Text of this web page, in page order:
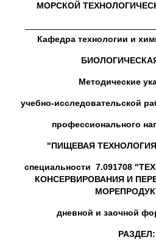
МОРСКОЙ
Кафедра технологии и
Методические
учебно-исследовательской
профессионального
"ПИЩЕВАЯ
специальности 7.091708
КОНСЕРВИРОВАНИЯ И
дневной и заочной
РАЗДЕЛ: